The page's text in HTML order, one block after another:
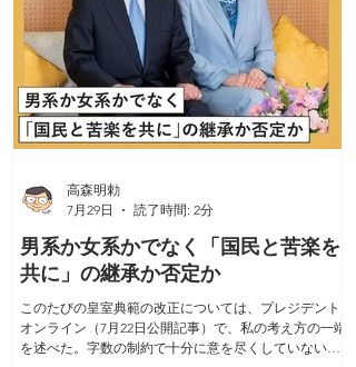
男系か女系かでなく「国民と苦楽を
共に」の継承か否定か
このたびの皇室典範の改正については、プレジデント
オンライン（7月22日公開記事）で、私の考え方の一端
を述べた。字数の制約で十分に意を尽くしていないが
高森明勅
7月29日
読了時間: 2分